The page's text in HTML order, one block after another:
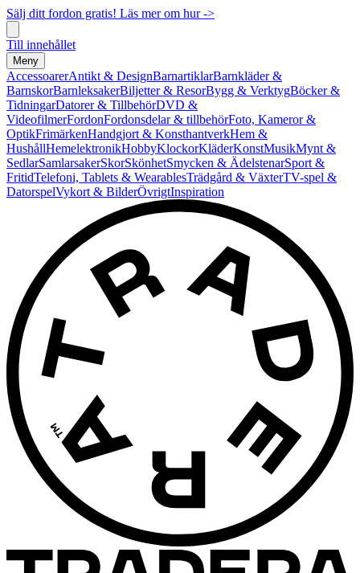
Sälj ditt fordon gratis! Läs mer om hur ->
Till innehållet
Meny
AccessoarerAntikt & DesignBarnartiklarBarnkläder &
BarnskorBarnleksakerBiljetter & ResorBygg & VerktygBöcker &
TidningarDatorer & TillbehörDVD &
VideofilmerFordonFordonsdelar & tillbehörFoto, Kameror &
OptikFrimärkenHandgjort & KonsthantverkHem &
HushållHemelektronikHobbyKlockorKläderKonstMusikMynt &
SedlarSamlarsakerSkorSkönhetSmycken & ÄdelstenarSport &
FritidTelefoni, Tablets & WearablesTrädgård & VäxterTV-spel &
DatorspelVykort & BilderÖvrigtInspiration